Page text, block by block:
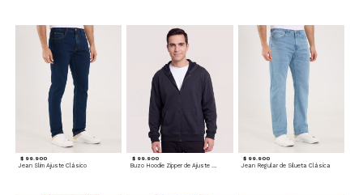
$ 99.900
Jean Slim Ajuste Clásico
$ 99.900 $ 99.900
Jean Regular de Silueta Clásica